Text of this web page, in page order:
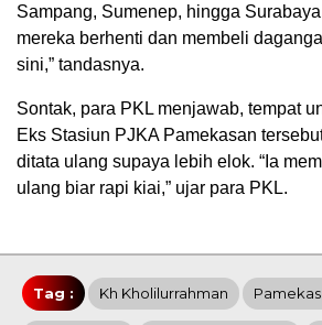
Sampang, Sumenep, hingga
mereka berhenti dan membeli
sini,” tandasnya.
Sontak, para PKL menjawab, tempat
Eks Stasiun PJKA Pamekasan
ditata ulang supaya lebih elok. “Ia
ulang biar rapi kiai,” ujar para PKL.
Tag : Kh Kholilurrahman